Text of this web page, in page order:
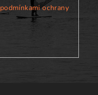
podmínkami ochrany